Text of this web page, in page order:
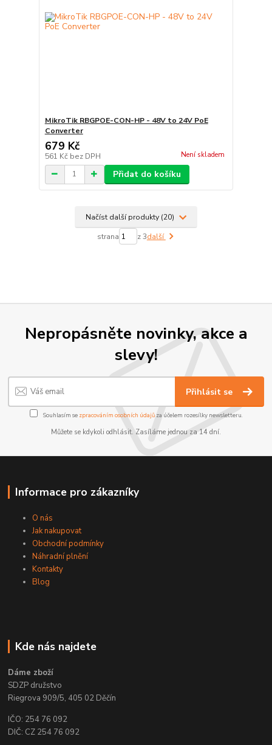
MikroTik RBGPOE-CON-HP - 48V to 24V PoE
Converter
679 Kč
561 Kč bez DPH Není skladem
Přidat do košíku
Načíst další produkty (20)
strana z 3další
Nepropásněte novinky, akce a
slevy!
Přihlásit se
Souhlasím se zpracováním osobních údajůza účelem rozesílky newsletteru.
Můžete se kdykoli odhlásit. Zasíláme jednou za 14 dní.
Informace pro zákazníky
O nás
Jak nakupovat
Obchodní podmínky
Náhradní plnění
Kontakty
Blog
Kde nás najdete
Dáme zboží
SDZP družstvo
Riegrova 909/5, 405 02 Děčín
IČO: 254 76 092
DIČ: CZ 254 76 092